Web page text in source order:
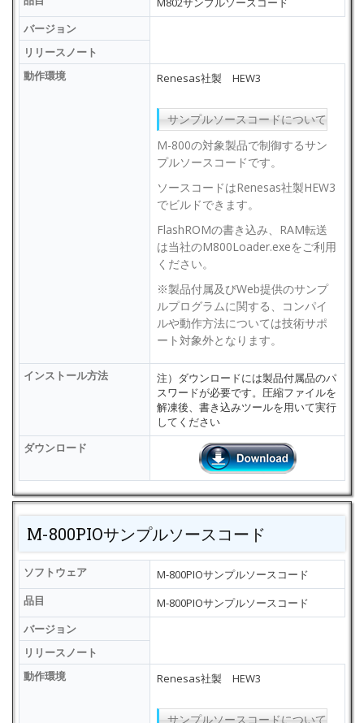
バージョン
リリースノート
動作環境
Renesas社製 HEW3
サンプルソースコードについて
M-800の対象製品で制御するサン
プルソースコードです。
ソースコードはRenesas社製HEW3
でビルドできます。
FlashROMの書き込み、RAM転送
は当社のM800Loader.exeをご利用
ください。
※製品付属及びWeb提供のサンプ
ルプログラムに関する、コンパイ
ルや動作方法については技術サポ
ート対象外となります。
インストール方法
注）ダウンロードには製品付属品のパ
スワードが必要です。圧縮ファイルを
解凍後、書き込みツールを用いて実行
してください
ダウンロード
M-800PIOサンプルソースコード
ソフトウェア
M-800PIOサンプルソースコード
品目
M-800PIOサンプルソースコード
バージョン
リリースノート
動作環境
Renesas社製 HEW3
サンプルソースコードについて